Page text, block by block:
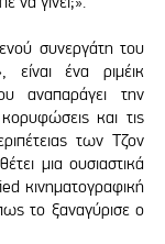
συνεργάτη του
ένα ριμέικ
αναπαράγει την
και τις
των Τζον
μια ουσιαστικά
κινηματογραφική
το ξαναγύρισε ο